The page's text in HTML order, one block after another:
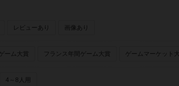
レビューあり 画像あり
ーム大賞 フランス年間ゲーム大賞 ゲームマーケット大
4～8人用